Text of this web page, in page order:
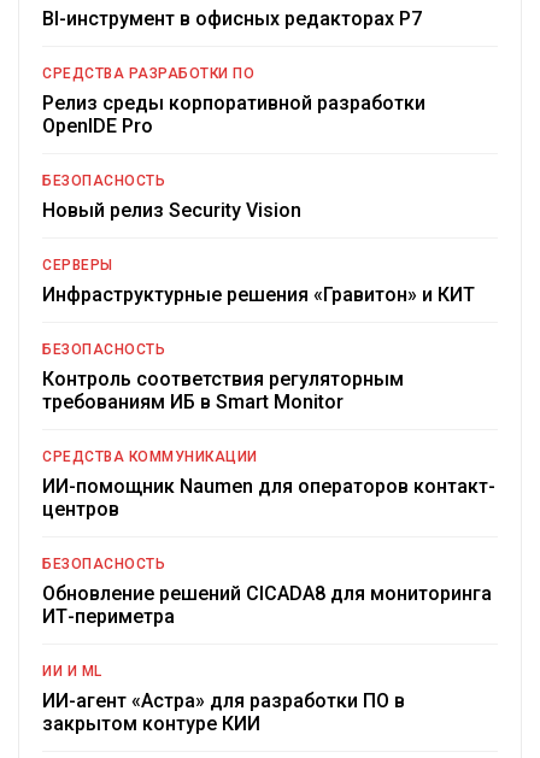
BI-инструмент в офисных редакторах Р7
СРЕДСТВА РАЗРАБОТКИ ПО
Релиз среды корпоративной разработки
OpenIDE Pro
БЕЗОПАСНОСТЬ
Новый релиз Security Vision
СЕРВЕРЫ
Инфраструктурные решения «Гравитон» и КИТ
БЕЗОПАСНОСТЬ
Контроль соответствия регуляторным
требованиям ИБ в Smart Monitor
СРЕДСТВА КОММУНИКАЦИИ
ИИ-помощник Naumen для операторов контакт-
центров
БЕЗОПАСНОСТЬ
Обновление решений CICADA8 для мониторинга
ИТ-периметра
ИИ И ML
ИИ-агент «Астра» для разработки ПО в
закрытом контуре КИИ